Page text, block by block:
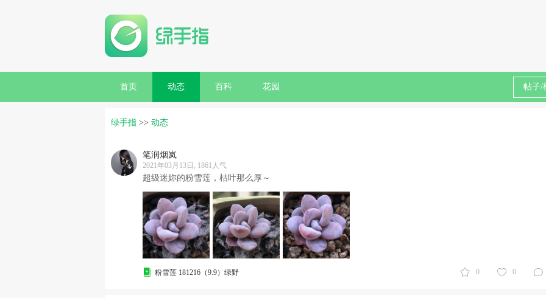
首页 动态 百科 花园
绿手指 >> 动态
笔润烟岚
2021年03月13日, 1861人气
超级迷妳的粉雪莲，枯叶那么厚～
0 0
粉雪莲 181216（9.9）绿野